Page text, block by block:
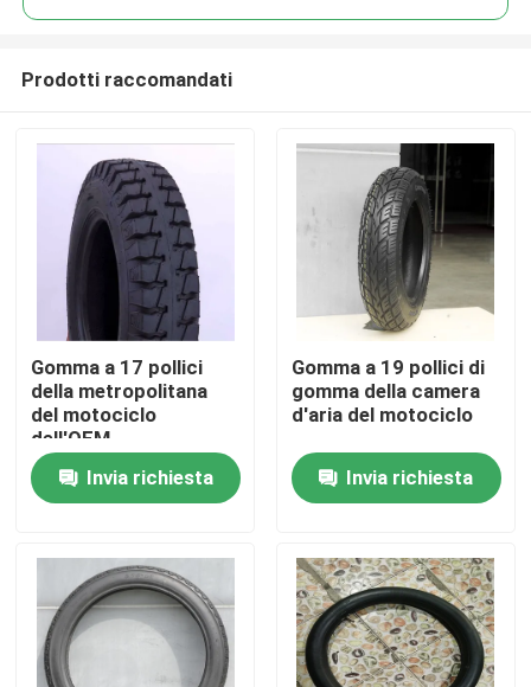
Casa
Chi siamo
Fatory Tour
Controllo di qualità
Contattaci
Prodotti raccomandati
Gomma a 17 pollici
della metropolitana
del motociclo
dell'OEM
Invia richiesta
Gomma a 19 pollici di
gomma della camera
d'aria del motociclo
Invia richiesta